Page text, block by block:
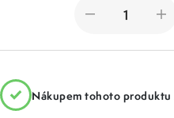
Nákupem tohoto produktu